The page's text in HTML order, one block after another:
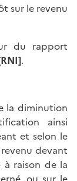
sur le revenu
du rapport
.
la diminution
ainsi
et selon le
devant
raison de la